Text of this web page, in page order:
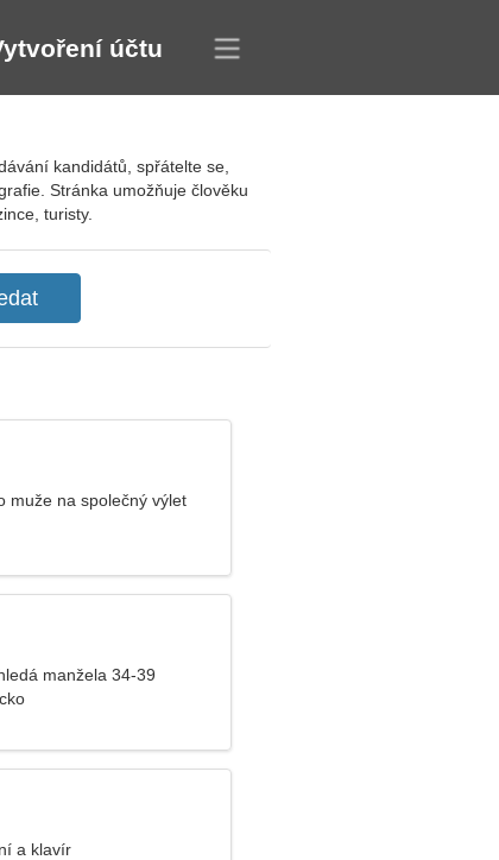
účtu
kandidátů, spřátelte se,
Stránka umožňuje člověku
turisty.
muže na společný výlet
manžela 34-39
a klavír